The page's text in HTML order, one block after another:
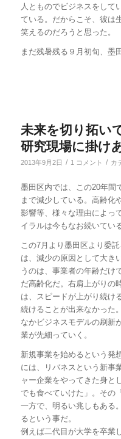
人とものでビジネスをして
ている。だからこそ、彼は
笑えるのだろうと思った。
まだ残暑残る９月初旬、墨
未来を切り拓い
研究現場に掛け
2013年9月2日 / 1 コメント / カ
墨田区内では、この20年間
まで減少している。高齢化
影響等、様々な理由によっ
イラルは今もなお続いている
この7月より墨田区より委
は、減少の原因として大き
うのは、事業者の年齢だけ
だ高齢化だ。右肩上がりの
は、スピードが上がり続け
続けることが出来なかった
なかビジネスモデルの刷新
業が先細っていく。
新規事業を始めるという発
には、リバネスという新事
ャー企業をやってきた身と
でも食べていけた」。その
一方で、明るい兆しもある
るという事だ。
例えば二代目が大学を卒業